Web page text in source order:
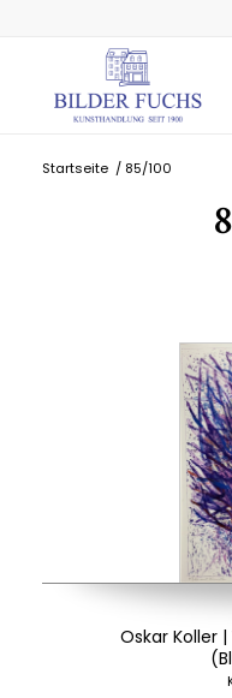
Startseite / 85/100
Oskar Koller